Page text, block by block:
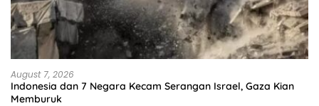
August 7, 2026
Indonesia dan 7 Negara Kecam Serangan Israel, Gaza Kian
Memburuk